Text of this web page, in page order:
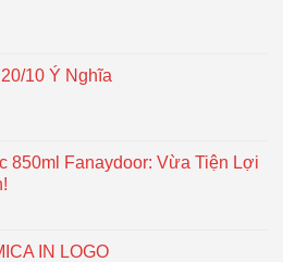
10 Ý Nghĩa
850ml Fanaydoor: Vừa Tiện Lợi
IN LOGO